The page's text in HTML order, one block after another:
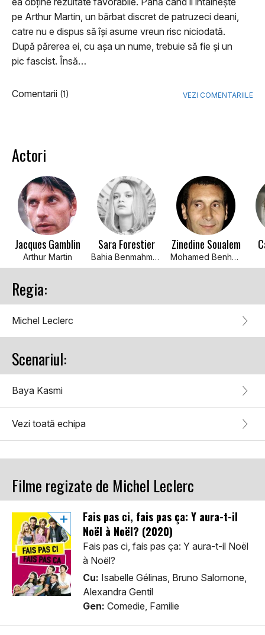
pe Arthur Martin, un bărbat discret de patruzeci deani,
catre nu e dispus să își asume vreun risc niciodată.
După părerea ei, cu așa un nume, trebuie să fie și un
pic fascist. Însă…
Comentarii (1) VEZI COMENTARIILE
Actori
Jacques Gamblin
Arthur Martin
Sara Forestier
Bahia Benmahmoud
Zinedine Soualem
Mohamed Benhmamoud
Regia:
Michel Leclerc
Scenariul:
Baya Kasmi
Vezi toată echipa
Filme regizate de Michel Leclerc
Fais pas ci, fais pas ça: Y aura-t-il
Noël à Noël? (2020)
Fais pas ci, fais pas ça: Y aura-t-il Noël
à Noël?
Cu: Isabelle Gélinas, Bruno Salomone,
Alexandra Gentil
Gen: Comedie, Familie